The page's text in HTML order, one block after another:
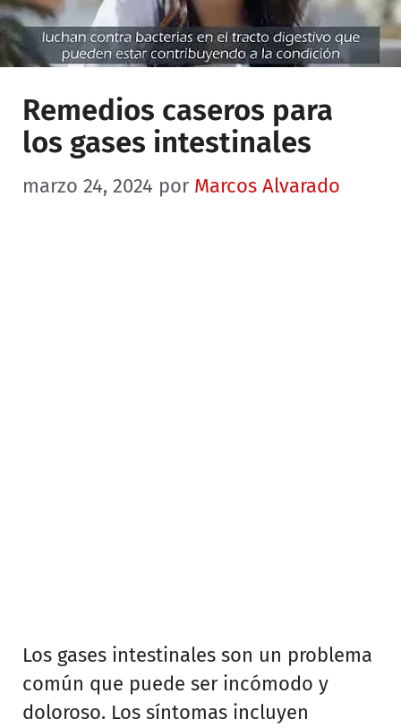
Remedios caseros para
los gases intestinales
marzo 24, 2024 por Marcos Alvarado
Los gases intestinales son un problema
común que puede ser incómodo y
doloroso. Los síntomas incluyen